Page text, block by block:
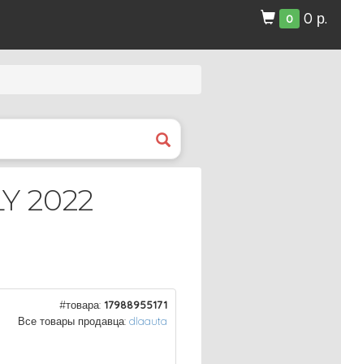
0 0 р.
2022
#товара: 17988955171
Все товары продавца: dlaauta